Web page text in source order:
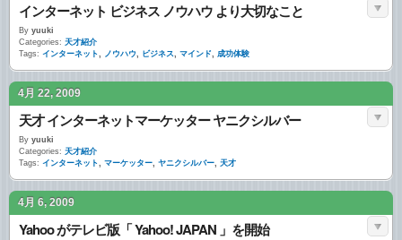
インターネット ビジネス ノウハウ より大切なこと
By yuuki
Categories: 天才紹介
Tags: インターネット, ノウハウ, ビジネス, マインド, 成功体験
4月 22, 2009
天才 インターネットマーケッター ヤニクシルバー
By yuuki
Categories: 天才紹介
Tags: インターネット, マーケッター, ヤニクシルバー, 天才
4月 6, 2009
Yahoo がテレビ版「 Yahoo! JAPAN 」を開始